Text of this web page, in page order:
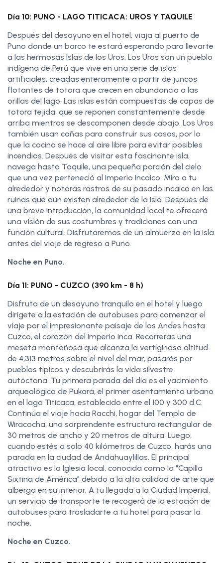
Día 10: PUNO - LAGO TITICACA: UROS Y TAQUILE
Después del desayuno en el hotel, viaja al puerto de
Puno donde un barco te estará esperando para llevarte
a las hermosas Islas de los Uros. Los Uros son un pueblo
indígena de Perú que vive en una serie de islas
artificiales, creadas enteramente a partir de juncos
flotantes de totora que crecen en abundancia a las
orillas del lago. Las islas están compuestas de capas de
totora tejida, que se reponen constantemente desde
arriba mientras se descomponen desde abajo. Los Uros
también usan cañas para construir sus casas, por lo
que la cocina se hace al aire libre para evitar posibles
incendios. Después de visitar esta fascinante isla,
navega hasta Taquile, una pequeña porción del cielo
que una vez perteneció al Imperio Incaico. Mira a tu
alrededor y notarás rastros de su pasado incaico en las
ruinas que aún existen alrededor de la isla. Después de
una breve introducción, la comunidad local te ofrecerá
una visión de sus costumbres y tradiciones con una
función cultural. Disfrutaremos de un almuerzo en la isla
antes del viaje de regreso a Puno.
Noche en Puno.
Día 11: PUNO - CUZCO (390 km - 8 h)
Disfruta de un desayuno tranquilo en el hotel y luego
dirígete a la estación de autobuses para comenzar el
viaje por el impresionante paisaje de los Andes hasta
Cuzco, el corazón del Imperio Inca. Recorrerás una
meseta montañosa que alcanza la vertiginosa altitud
de 4,313 metros sobre el nivel del mar, pasarás por
pueblos típicos y descubrirás la vida silvestre
autóctona. Tu primera parada del día es el yacimiento
arqueológico de Pukará, el primer asentamiento urbano
en el lago Titicaca, establecido entre el 100 y 300 d.C.
Continúa el viaje hacia Racchi, hogar del Templo de
Wiracocha, una sorprendente estructura rectangular de
30 metros de ancho y 20 metros de altura. Luego,
cuando estés a solo 40 kilómetros de Cuzco, harás una
parada en la ciudad de Andahuaylillas. El principal
atractivo es la Iglesia local, conocida como la "Capilla
Sixtina de América" debido a la alta calidad de arte que
alberga en su interior. A tu llegada a la Ciudad Imperial,
un servicio de transporte te recogerá de la estación de
autobuses para trasladarte a tu hotel para pasar la
noche.
Noche en Cuzco.